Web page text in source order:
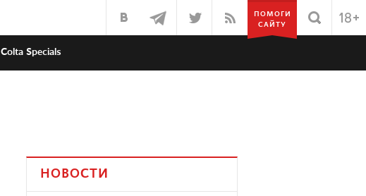
ПОМОГИ
САЙТУ
Colta Specials
НОВОСТИ